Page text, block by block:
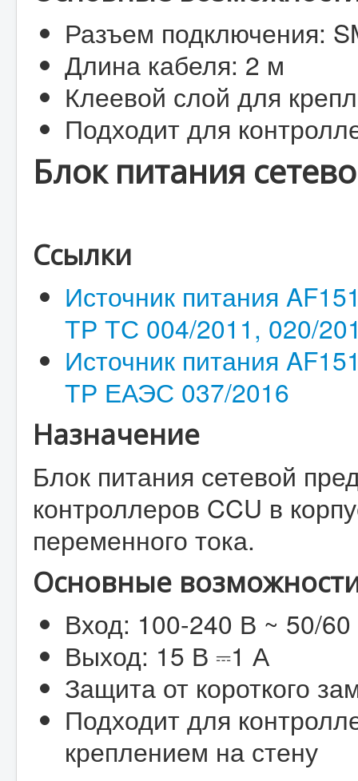
Разъем подключения:
Длина кабеля: 2 м
Клеевой слой для
Подходит для
Блок питания
Ссылки
Источник питания
ТР ТС 004/2011, 020/
Источник питания
ТР ЕАЭС 037/2016
Назначение
Блок питания сетевой
контроллеров CCU в
переменного тока.
Основные
Вход: 100-240 В ~ 50/60
Выход: 15 В ⎓1 А
Защита от короткого
Подходит для
креплением на стену